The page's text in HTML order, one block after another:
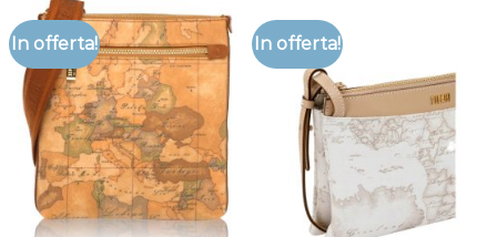
In offerta! In offerta!